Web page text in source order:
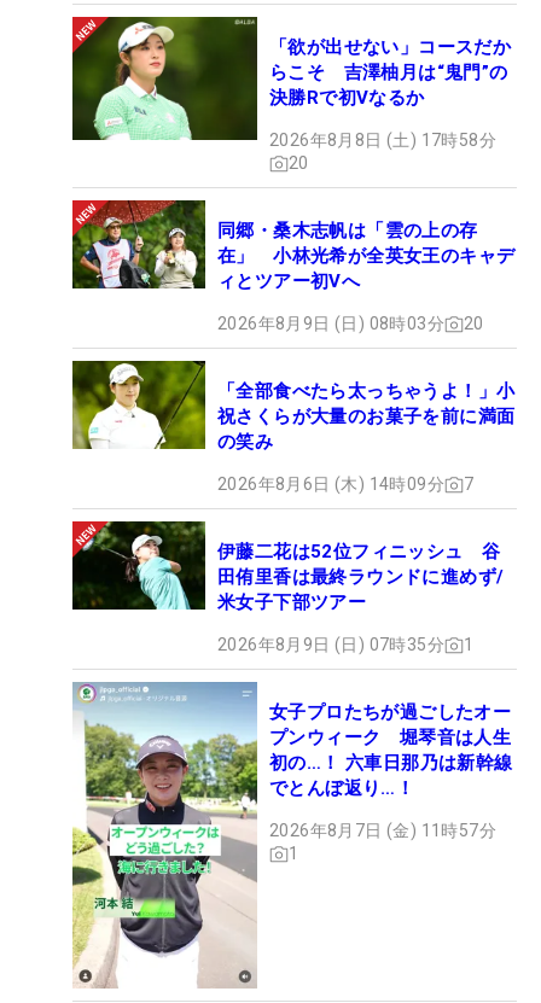
「欲が出せない」コースだか
らこそ 吉澤柚月は“鬼門”の
決勝Rで初Vなるか
2026年8月8日 (土) 17時58分
20
同郷・桑木志帆は「雲の上の存
在」 小林光希が全英女王のキャデ
ィとツアー初Vへ
2026年8月9日 (日) 08時03分 20
「全部食べたら太っちゃうよ！」小
祝さくらが大量のお菓子を前に満面
の笑み
2026年8月6日 (木) 14時09分 7
伊藤二花は52位フィニッシュ 谷
田侑里香は最終ラウンドに進めず/
米女子下部ツアー
2026年8月9日 (日) 07時35分 1
女子プロたちが過ごしたオー
プンウィーク 堀琴音は人生
初の…！ 六車日那乃は新幹線
でとんぼ返り…！
2026年8月7日 (金) 11時57分
1